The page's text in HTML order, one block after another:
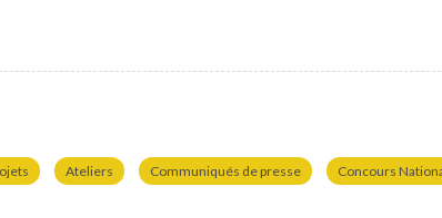
Ateliers Communiqués de presse Concours